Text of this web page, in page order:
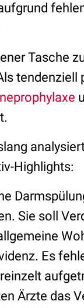
Tasche
Highlights:
Sie soll
Es
Ärzte das